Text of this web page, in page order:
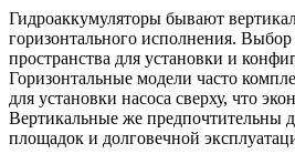
Гидроаккумуляторы бывают
горизонтального исполнения. Выбор
пространства для установки и
Горизонтальные модели часто
для установки насоса сверху, что
Вертикальные же предпочтительны
площадок и долговечной